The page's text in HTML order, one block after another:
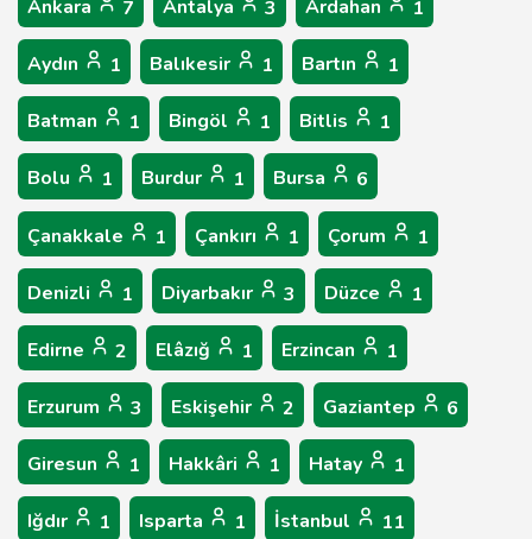
Ankara 7 Antalya 3 Ardahan 1
Aydın 1 Balıkesir 1 Bartın 1
Batman 1 Bingöl 1 Bitlis 1
Bolu 1 Burdur 1 Bursa 6
Çanakkale 1 Çankırı 1 Çorum 1
Denizli 1 Diyarbakır 3 Düzce 1
Edirne 2 Elâzığ 1 Erzincan 1
Erzurum 3 Eskişehir 2 Gaziantep 6
Giresun 1 Hakkâri 1 Hatay 1
Iğdır 1 Isparta 1 İstanbul 11